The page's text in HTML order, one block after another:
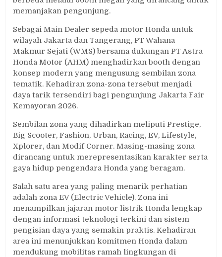
memanjakan pengunjung.
Sebagai Main Dealer sepeda motor Honda untuk
wilayah Jakarta dan Tangerang, PT Wahana
Makmur Sejati (WMS) bersama dukungan PT Astra
Honda Motor (AHM) menghadirkan booth dengan
konsep modern yang mengusung sembilan zona
tematik. Kehadiran zona-zona tersebut menjadi
daya tarik tersendiri bagi pengunjung Jakarta Fair
Kemayoran 2026.
Sembilan zona yang dihadirkan meliputi Prestige,
Big Scooter, Fashion, Urban, Racing, EV, Lifestyle,
Xplorer, dan Modif Corner. Masing-masing zona
dirancang untuk merepresentasikan karakter serta
gaya hidup pengendara Honda yang beragam.
Salah satu area yang paling menarik perhatian
adalah zona EV (Electric Vehicle). Zona ini
menampilkan jajaran motor listrik Honda lengkap
dengan informasi teknologi terkini dan sistem
pengisian daya yang semakin praktis. Kehadiran
area ini menunjukkan komitmen Honda dalam
mendukung mobilitas ramah lingkungan di